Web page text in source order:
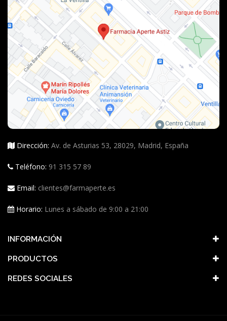
Dirección: Av. de Asturias 53, 28029, Madrid, España
Teléfono: 91 315 57 89
Email: clientes@farmaperte.es
Horario: Lunes a sábado de 9:00 a 21:00
INFORMACIÓN
PRODUCTOS
REDES SOCIALES